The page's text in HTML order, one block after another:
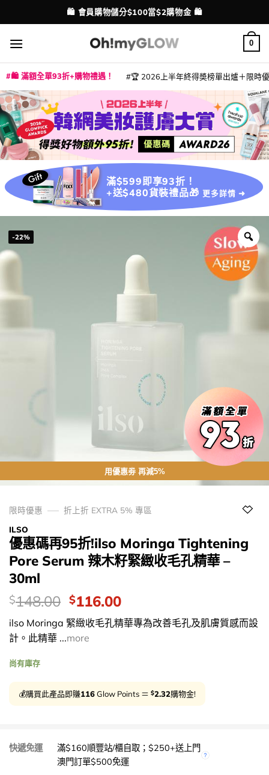
to
content
配送港澳
💳 支援消費券、FPS、八達通、PAYME、信用卡付款
0
🛍️ 滿額全單93折+購物禮遇！ 🏆 2026上半年終得奬榜單出爐＋限時
滿$599即享93折！
+送$480貨裝禮品🎁 更多詳情 ➜
-22%
用優惠劵 再減5%
限時優惠
折上折 EXTRA 5% 專區
ILSO
優惠碼再95折!ilso Moringa Tightening
Pore Serum 辣木籽緊緻收毛孔精華 –
30ml
價
錢：
$148.00 Original
price
was:
$148.00.
$116.00Current
price
is:
ilso Moringa 緊緻收毛孔精華專為改善毛孔及肌膚質感而設
計。此精華 ...more
尚有庫存
💰購買此產品即賺116Glow Points ＝ $2.32購物金!
快遞免運
滿$160順豐站/櫃自取；$250+送上門
澳門訂單$500免運